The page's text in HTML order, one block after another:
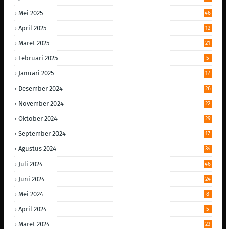
Mei 2025 46
April 2025 12
Maret 2025 21
Februari 2025 5
Januari 2025 17
Desember 2024 26
November 2024 22
Oktober 2024 29
September 2024 17
Agustus 2024 34
Juli 2024 46
Juni 2024 24
Mei 2024 8
April 2024 5
Maret 2024 23